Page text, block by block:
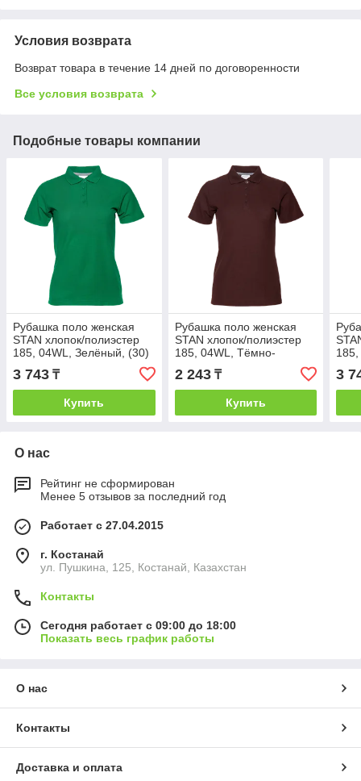
Условия возврата
Возврат товара в течение 14 дней по договоренности
Все условия возврата
Подобные товары компании
Рубашка поло женская
STAN хлопок/полиэстер
185, 04WL, Зелёный, (30)
3 743 ₸
Купить
Рубашка поло женская
STAN хлопок/полиэстер
185, 04WL, Тёмно-
Шоколадный, (107) (46/M)
2 243₸
Купить
3
О нас
Рейтинг не сформирован
Менее 5 отзывов за последний год
Работает с 27.04.2015
г. Костанай
ул. Пушкина, 125, Костанай, Казахстан
Контакты
Сегодня работает с 09:00 до 18:00
Показать весь график работы
О нас
Контакты
Доставка и оплата